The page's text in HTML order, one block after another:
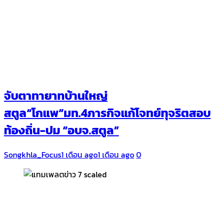
จับตาทายาทบ้านใหญ่
สตูล“โกแพ”มท.4ภารกิจแก้โจทย์ทุจริตสอบ
ท้องถิ่น-ปม “อบจ.สตูล”
Songkhla_Focus1 เดือน ago1 เดือน ago0